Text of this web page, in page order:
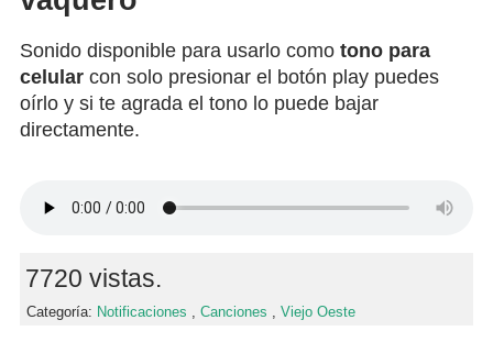
Sonido disponible para usarlo como tono para
celular con solo presionar el botón play puedes
oírlo y si te agrada el tono lo puede bajar
directamente.
7720 vistas.
Categoría: Notificaciones , Canciones , Viejo Oeste